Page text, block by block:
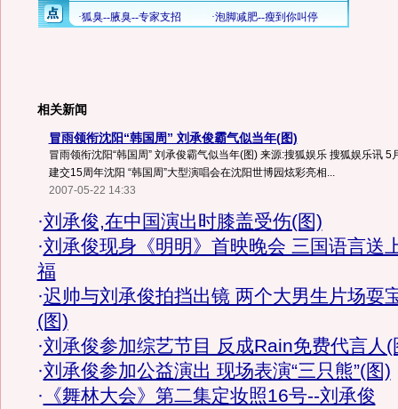
相关新闻
冒雨领衔沈阳“韩国周” 刘承俊霸气似当年(图)
冒雨领衔沈阳“韩国周” 刘承俊霸气似当年(图) 来源:搜狐娱乐 搜狐娱乐讯
建交15周年沈阳 “韩国周”大型演唱会在沈阳世博园炫彩亮相...
2007-05-22 14:33
·刘承俊,在中国演出时膝盖受伤(图)
·刘承俊现身《明明》首映晚会 三国语言送
福
·迟帅与刘承俊拍挡出镜 两个大男生片场耍
(图)
·刘承俊参加综艺节目 反成Rain免费代言人(
·刘承俊参加公益演出 现场表演“三只熊”(图)
· 《舞林大会》第二集定妆照16号--刘承俊